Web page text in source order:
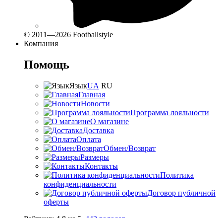
© 2011—2026 Footballstyle
Компания
Помощь
ЯзыкUA RU
Главная
Новости
Программа лояльности
О магазине
Доставка
Оплата
Обмен/Возврат
Размеры
Контакты
Политика
конфиденциальности
Договор публичной
оферты